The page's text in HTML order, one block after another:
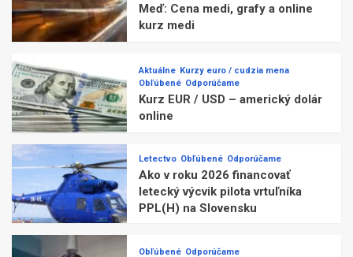
Meď: Cena medi, grafy a online
kurz medi
Aktuálne Kurzy euro / cudzia mena
Obľúbené Odporúčame
Kurz EUR / USD – americký dolár
online
Letectvo Obľúbené Odporúčame
Ako v roku 2026 financovať
letecký výcvik pilota vrtuľníka
PPL(H) na Slovensku
Obľúbené Odporúčame